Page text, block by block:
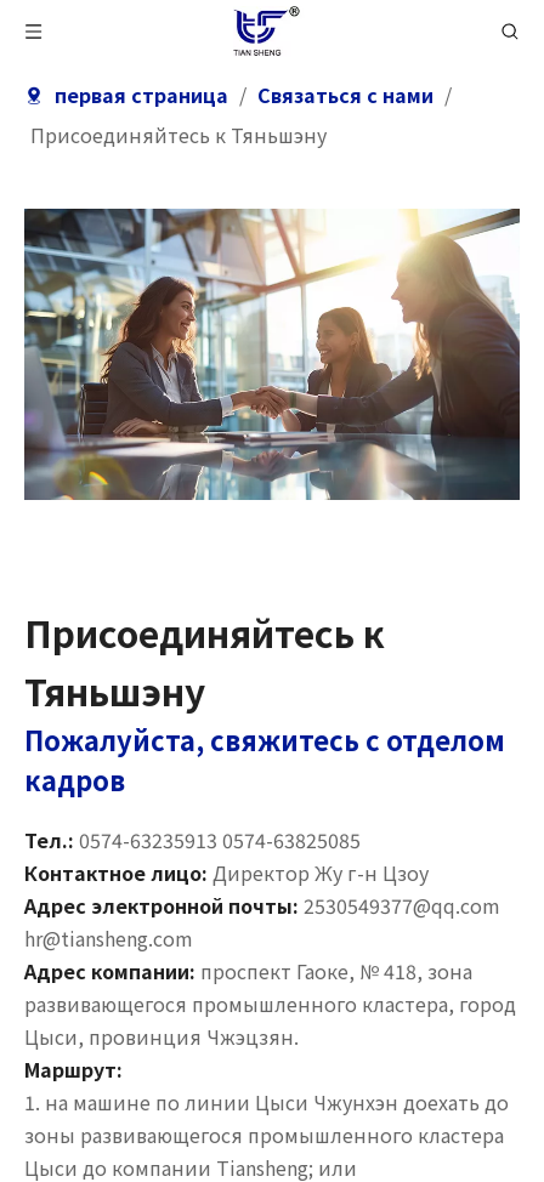
первая страница / Связаться с нами /
Присоединяйтесь к Тяньшэну
Присоединяйтесь к
Тяньшэну
Пожалуйста, свяжитесь с отделом
кадров
Тел.: 0574-63235913 0574-63825085
Контактное лицо: Директор Жу г-н Цзоу
Адрес электронной почты: 2530549377@qq.com
hr@tiansheng.com
Адрес компании: проспект Гаоке, № 418, зона
развивающегося промышленного кластера, город
Цыси, провинция Чжэцзян.
Маршрут:
на машине по линии Цыси Чжунхэн доехать до
зоны развивающегося промышленного кластера
Цыси до компании Tiansheng; или